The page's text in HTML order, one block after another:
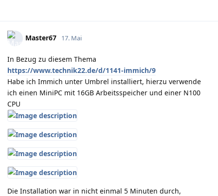
Master67 17. Mai
In Bezug zu diesem Thema
https://www.technik22.de/d/1141-immich/9
Habe ich Immich unter Umbrel installiert, hierzu verwende
ich einen MiniPC mit 16GB Arbeitsspeicher und einer N100
CPU
Die Installation war in nicht einmal 5 Minuten durch,